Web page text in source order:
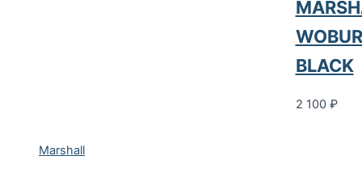
Marshall
BLACK
2 100 ₽